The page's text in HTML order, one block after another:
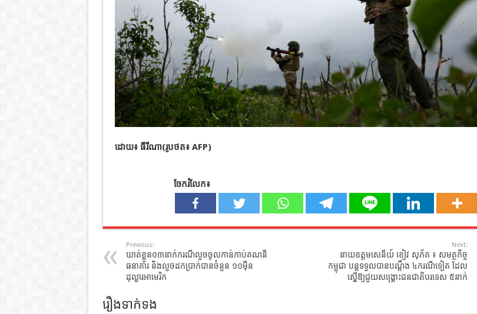
ដោយ៖ ធីរីណា(រូបថត៖ AFP)
ចែករំលែក៖
Previous:
ឃាត់​ខ្លួន​០៣នាក់​ករណីលួចចូលកាន់កាប់គណនី
ធនាគារ និងលួចដកប្រាក់បានចំនួន ១០ម៉ឺន
ដុល្លារអាមេរិក
Next:
នាយឧត្តមសេនីយ៍ ខៀវ សុភ័គ ៖​ សមត្ថកិច្ច
កម្ពុជា បន្តទទួលបានបណ្តឹង ៤ករណីទៀត ដែល
ស្នើឱ្យជួយសង្គ្រោះជនជាតិបរទេស ៥នាក់
រឿងទាក់ទង